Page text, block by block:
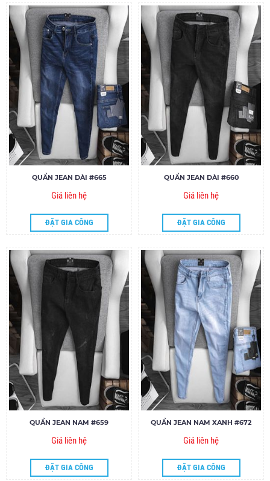
QUẦN JEAN DÀI #665
Giá liên hệ
ĐẶT GIA CÔNG
QUẦN JEAN DÀI #660
Giá liên hệ
ĐẶT GIA CÔNG
QUẦN JEAN NAM #659
Giá liên hệ
ĐẶT GIA CÔNG
QUẦN JEAN NAM XANH #672
Giá liên hệ
ĐẶT GIA CÔNG